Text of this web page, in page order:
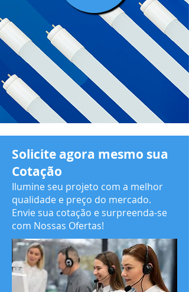
Solicite agora mesmo sua
Cotação
Ilumine seu projeto com a melhor
qualidade e preço do mercado.
Envie sua cotação e surpreenda-se
com Nossas Ofertas!